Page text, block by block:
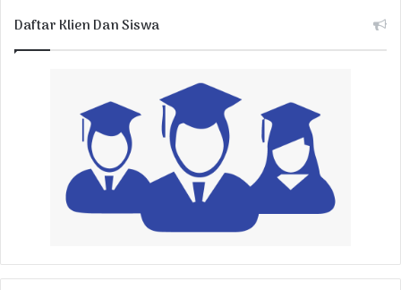
Daftar Klien Dan Siswa